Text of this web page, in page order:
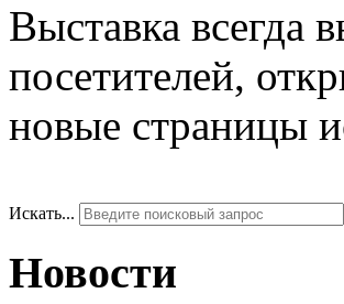
Выставка всегда
посетителей,
новые страницы
Искать...
Новости